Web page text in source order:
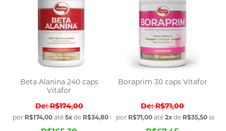
Beta Alanina 240 caps
Vitafor
R$174,00
por R$174,00 até 5x de R$34,80 sem juros
Boraprim 30 caps Vitafor
R$71,00
por R$71,00até 2xde R$35,50sem